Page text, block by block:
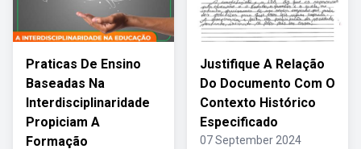
Praticas De Ensino
Baseadas Na
Interdisciplinaridade
Propiciam A
Formação
Justifique A Relação
Do Documento Com O
Contexto Histórico
Especificado
07 September 2024